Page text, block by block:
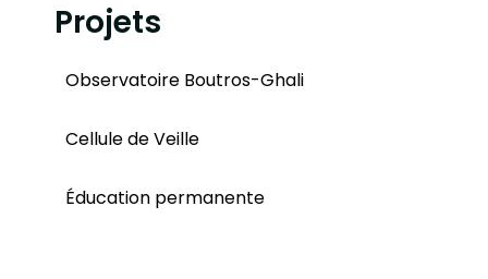
Projets
Observatoire Boutros-Ghali
Cellule de Veille
Éducation permanente